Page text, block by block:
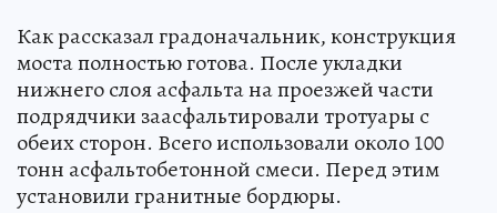
Как рассказал градоначальник, конструкция
моста полностью готова. После укладки
нижнего слоя асфальта на проезжей части
подрядчики заасфальтировали тротуары с
обеих сторон. Всего использовали около 100
тонн асфальтобетонной смеси. Перед этим
установили гранитные бордюры.